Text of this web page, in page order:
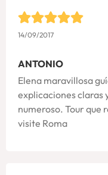
14/09/2017
ANTONIO
Elena maravillosa
explicaciones claras
numeroso. Tour que
visite Roma